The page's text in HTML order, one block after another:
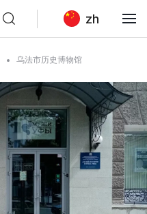
zh
乌法市历史博物馆